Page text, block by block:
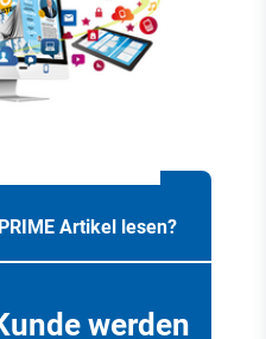
Artikel lesen?
werden